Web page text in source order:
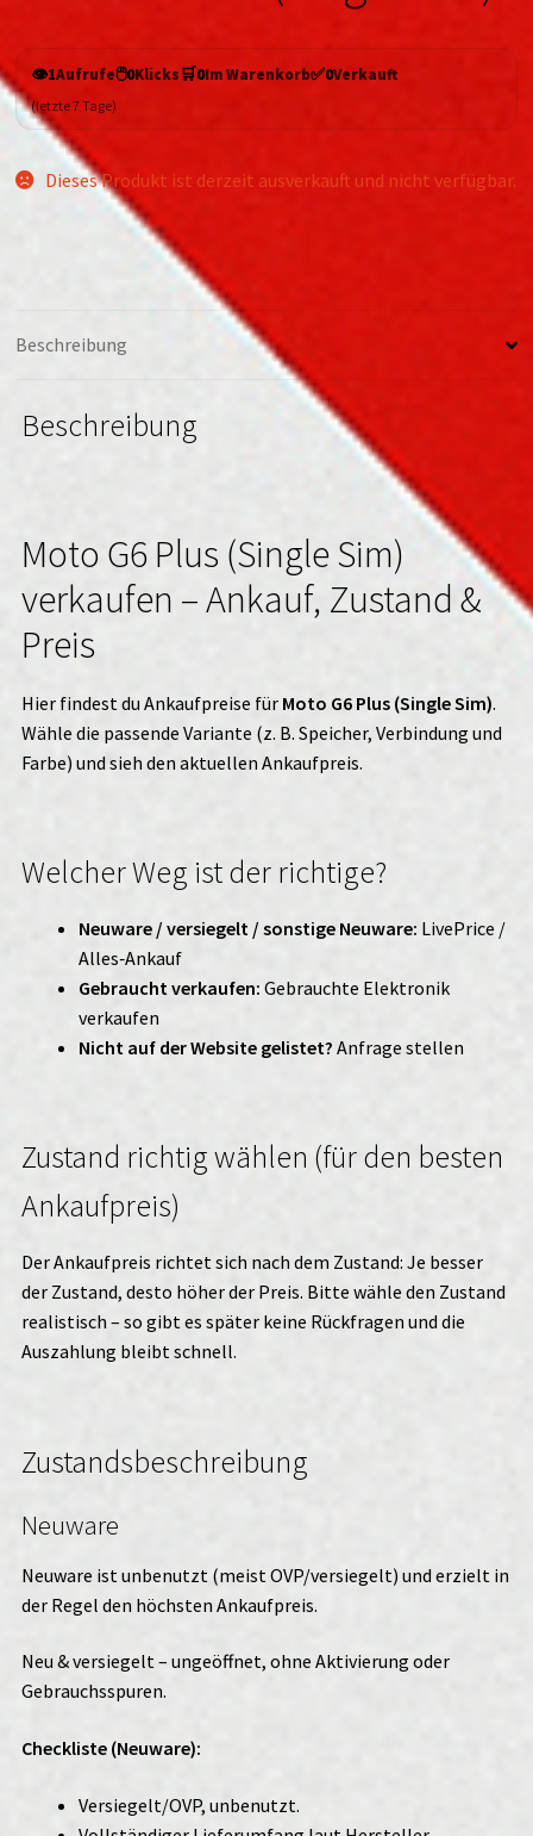
👁️1Aufrufe🖱️0Klicks🛒0Im Warenkorb✅0Verkauft
(letzte 7 Tage)
Dieses Produkt ist derzeit ausverkauft und nicht verfügbar.
Beschreibung
Beschreibung
Moto G6 Plus (Single Sim)
verkaufen – Ankauf, Zustand &
Preis
Hier findest du Ankaufpreise für Moto G6 Plus (Single Sim).
Wähle die passende Variante (z. B. Speicher, Verbindung und
Farbe) und sieh den aktuellen Ankaufpreis.
Welcher Weg ist der richtige?
Neuware / versiegelt / sonstige Neuware: LivePrice /
Alles‑Ankauf
Gebraucht verkaufen: Gebrauchte Elektronik
verkaufen
Nicht auf der Website gelistet? Anfrage stellen
Zustand richtig wählen (für den besten
Ankaufpreis)
Der Ankaufpreis richtet sich nach dem Zustand: Je besser
der Zustand, desto höher der Preis. Bitte wähle den Zustand
realistisch – so gibt es später keine Rückfragen und die
Auszahlung bleibt schnell.
Zustandsbeschreibung
Neuware
Neuware ist unbenutzt (meist OVP/versiegelt) und erzielt in
der Regel den höchsten Ankaufpreis.
Neu & versiegelt – ungeöffnet, ohne Aktivierung oder
Gebrauchsspuren.
Checkliste (Neuware):
Versiegelt/OVP, unbenutzt.